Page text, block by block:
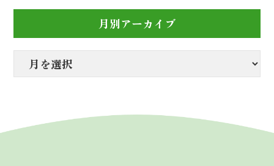
月別アーカイブ